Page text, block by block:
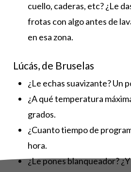
cuello, caderas, etc? ¿Le
frotas con algo antes de
en esa zona.
Lúcás, de Bruselas
¿Le echas suavizante? Un
¿A qué temperatura
grados.
¿Cuanto tiempo de
hora.
¿Le pones blanqueador?